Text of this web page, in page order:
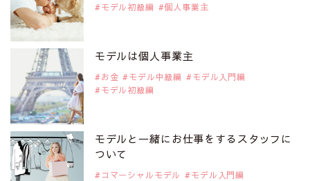
2019年9月29日
是非ご覧ください。
注目モデル 松川 来海さん
2019年9月29日
注目モデルを1名追加いたしました。
是非ご覧ください。
注目モデル 中条あやみさん
モデル初級編
個人事業主
モデルは個人事業主
お金 モデル中級編
モデル入門編
モデル初級編
モデルと一緒にお仕事をするスタッフに
ついて
コマーシャルモデル
モデル入門編